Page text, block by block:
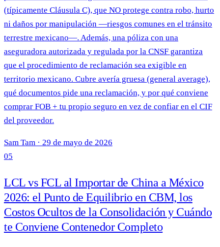
(típicamente Cláusula C), que NO protege contra robo, hurto
ni daños por manipulación —riesgos comunes en el tránsito
terrestre mexicano—. Además, una póliza con una
aseguradora autorizada y regulada por la CNSF garantiza
que el procedimiento de reclamación sea exigible en
territorio mexicano. Cubre avería gruesa (general average),
qué documentos pide una reclamación, y por qué conviene
comprar FOB + tu propio seguro en vez de confiar en el CIF
del proveedor.
Sam Tam · 29 de mayo de 2026
05
LCL vs FCL al Importar de China a México
2026: el Punto de Equilibrio en CBM, los
Costos Ocultos de la Consolidación y Cuándo
te Conviene Contenedor Completo